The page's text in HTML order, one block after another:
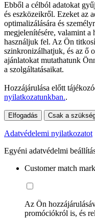
Ebből a célból adatokat
és eszközeikről. Ezeket az
optimalizálására és
megjelenítésére, valamint a
használjuk fel. Az Ön
szinkronizálhatjuk, és az ő
ajánlatokat mutathatunk
a szolgáltatásaikat.
Hozzájárulása előtt
nyilatkozatunkban..
Elfogadás Csak a
Adatvédelemi nyilatkozatot
Egyéni adatvédelmi
Customer match
Az Ön
promóciókról is, és